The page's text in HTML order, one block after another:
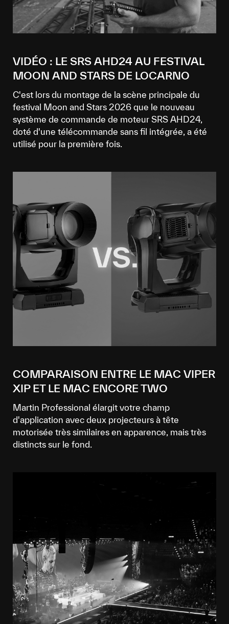
VIDÉO : LE SRS AHD24 AU FESTIVAL
MOON AND STARS DE LOCARNO
C'est lors du montage de la scène principale du
festival Moon and Stars 2026 que le nouveau
système de commande de moteur SRS AHD24,
doté d'une télécommande sans fil intégrée, a été
utilisé pour la première fois.
COMPARAISON ENTRE LE MAC VIPER
XIP ET LE MAC ENCORE TWO
Martin Professional élargit votre champ
d'application avec deux projecteurs à tête
motorisée très similaires en apparence, mais très
distincts sur le fond.